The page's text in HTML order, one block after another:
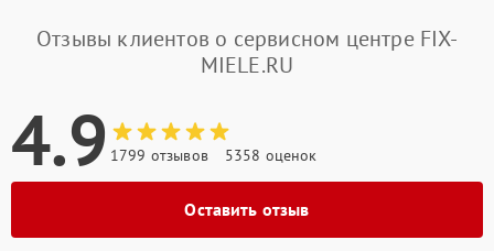
Отзывы клиентов о сервисном центре FIX-
MIELE.RU
4.9 1799 отзывов 5358 оценок
Оставить отзыв